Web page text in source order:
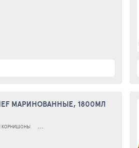
МАРИНОВАННЫЕ, 1800МЛ
КОРНИШОНЫ КОРНИШОНЫ В МАРИНАДЕ КОНСЕРВИРОВАННЫЕ